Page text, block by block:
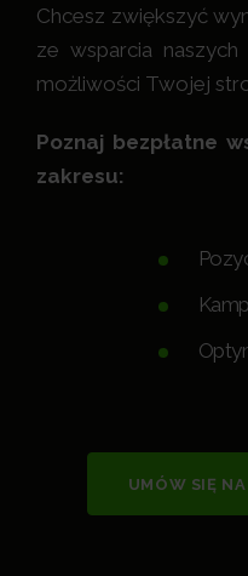
Chcesz zwiększyć
ze wsparcia
możliwości Twojej
Poznaj bezpłatne
zakresu:
UMÓW SIĘ